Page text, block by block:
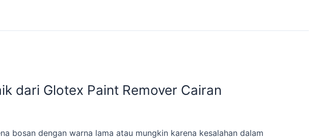
dari Glotex Paint Remover Cairan
bosan dengan warna lama atau mungkin karena kesalahan dalam